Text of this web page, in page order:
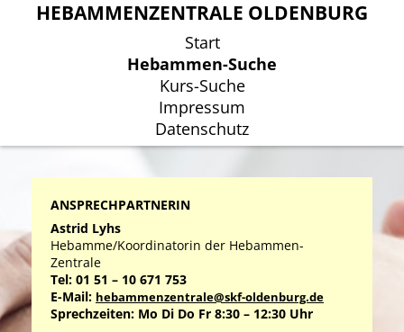
HEBAMMENZENTRALE OLDENBURG
Start
Hebammen-Suche
Kurs-Suche
Impressum
Datenschutz
HEBAMMENZENTRALE OLDENBURG
Start
Hebammen-Suche
Kurs-Suche
Impressum
Datenschutz
ANSPRECHPARTNERIN
Astrid Lyhs
Hebamme/Koordinatorin der Hebammen-
Zentrale
Tel: 01 51 – 10 671 753
E-Mail: hebammenzentrale@skf-oldenburg.de
Sprechzeiten: Mo Di Do Fr 8:30 – 12:30 Uhr